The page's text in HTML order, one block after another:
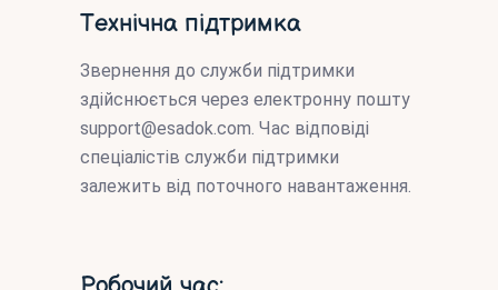
Технічна підтримка
Звернення до служби підтримки
здійснюється через електронну пошту
support@esadok.com. Час відповіді
спеціалістів служби підтримки
залежить від поточного навантаження.